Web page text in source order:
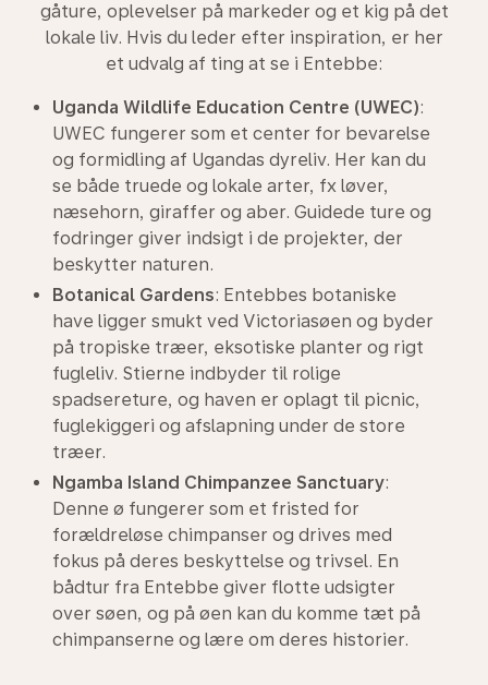
gåture, oplevelser på markeder og et kig på det
lokale liv. Hvis du leder efter inspiration, er her
et udvalg af ting at se i Entebbe:
Uganda Wildlife Education Centre (UWEC):
UWEC fungerer som et center for bevarelse
og formidling af Ugandas dyreliv. Her kan du
se både truede og lokale arter, fx løver,
næsehorn, giraffer og aber. Guidede ture og
fodringer giver indsigt i de projekter, der
beskytter naturen.
Botanical Gardens: Entebbes botaniske
have ligger smukt ved Victoriasøen og byder
på tropiske træer, eksotiske planter og rigt
fugleliv. Stierne indbyder til rolige
spadsereture, og haven er oplagt til picnic,
fuglekiggeri og afslapning under de store
træer.
Ngamba Island Chimpanzee Sanctuary:
Denne ø fungerer som et fristed for
forældreløse chimpanser og drives med
fokus på deres beskyttelse og trivsel. En
bådtur fra Entebbe giver flotte udsigter
over søen, og på øen kan du komme tæt på
chimpanserne og lære om deres historier.